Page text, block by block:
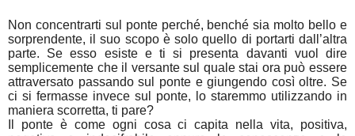
Non concentrarti sul ponte perché, benché sia molto bello e
sorprendente, il suo scopo è solo quello di portarti dall’altra
parte. Se esso esiste e ti si presenta davanti vuol dire
semplicemente che il versante sul quale stai ora può essere
attraversato passando sul ponte e giungendo così oltre. Se
ci si fermasse invece sul ponte, lo staremmo utilizzando in
maniera scorretta, ti pare?
Il ponte è come ogni cosa ci capita nella vita, positiva,